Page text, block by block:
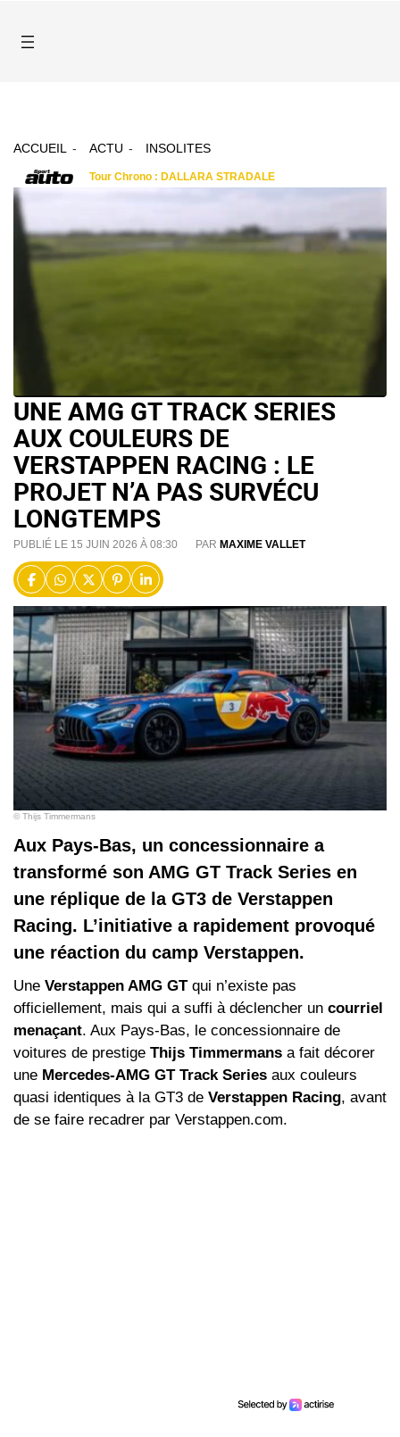
ACCUEIL ACTU INSOLITES
UNE AMG GT TRACK SERIES
AUX COULEURS DE
VERSTAPPEN RACING : LE
PROJET N’A PAS SURVÉCU
LONGTEMPS
PUBLIÉ LE 15 JUIN 2026 À 08:30 PAR MAXIME VALLET
© Thijs Timmermans
Aux Pays-Bas, un concessionnaire a
transformé son AMG GT Track Series en
une réplique de la GT3 de Verstappen
Racing. L’initiative a rapidement provoqué
une réaction du camp Verstappen.
Une Verstappen AMG GTqui n’existe pas
officiellement, mais qui a suffi à déclencher un courriel
menaçant. Aux Pays-Bas, le concessionnaire de
voitures de prestige Thijs Timmermans a fait décorer
une Mercedes‑AMG GT Track Series aux couleurs
quasi identiques à la GT3 de Verstappen Racing, avant
de se faire recadrer par Verstappen.com.